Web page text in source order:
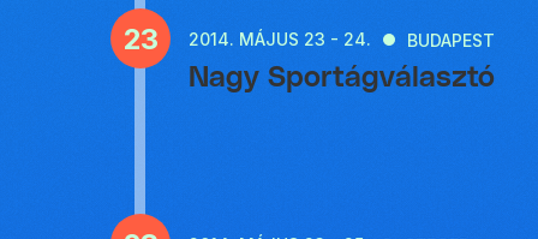
23 2014. MÁJUS 23 - 24. BUDAPEST
Nagy Sportágválasztó